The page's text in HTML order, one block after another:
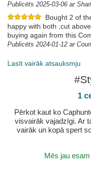
Publicēts 2025-03-06 ar
Bought 2 of
happy with both ,cut
buying again from this
Publicēts 2024-01-12 ar
Publicēts 2025-02-14 ar Luca
Lasīt vairāk atsauksmju
1
Pērkot kaut ko
visvairāk vajadzīgi. Ar
vairāk un kopā spert
Mēs jau